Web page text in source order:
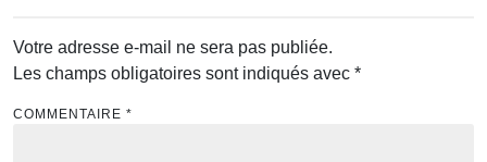
Votre adresse e-mail ne sera pas publiée.
Les champs obligatoires sont indiqués avec *
COMMENTAIRE *